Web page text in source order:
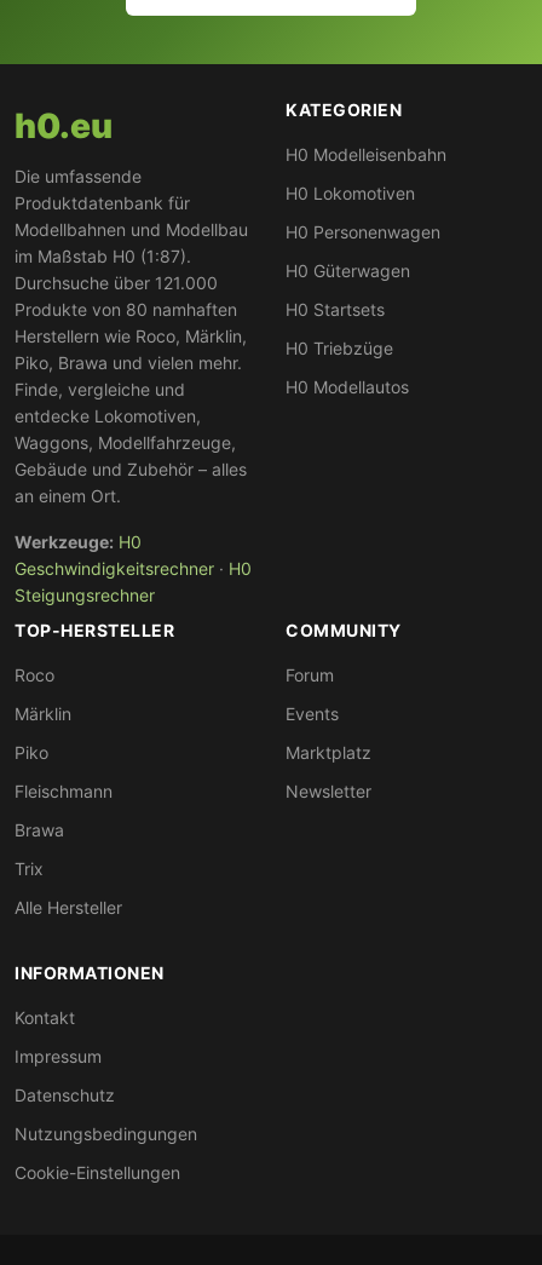
h0.eu
Die umfassende
Produktdatenbank für
Modellbahnen und Modellbau
im Maßstab H0 (1:87).
Durchsuche über 121.000
Produkte von 80 namhaften
Herstellern wie Roco, Märklin,
Piko, Brawa und vielen mehr.
Finde, vergleiche und
entdecke Lokomotiven,
Waggons, Modellfahrzeuge,
Gebäude und Zubehör – alles
an einem Ort.
Werkzeuge: H0
Geschwindigkeitsrechner · H0
Steigungsrechner
KATEGORIEN
H0 Modelleisenbahn
H0 Lokomotiven
H0 Personenwagen
H0 Güterwagen
H0 Startsets
H0 Triebzüge
H0 Modellautos
TOP-HERSTELLER
Roco
Märklin
Piko
Fleischmann
Brawa
Trix
Alle Hersteller
COMMUNITY
Forum
Events
Marktplatz
Newsletter
INFORMATIONEN
Kontakt
Impressum
Datenschutz
Nutzungsbedingungen
Cookie-Einstellungen